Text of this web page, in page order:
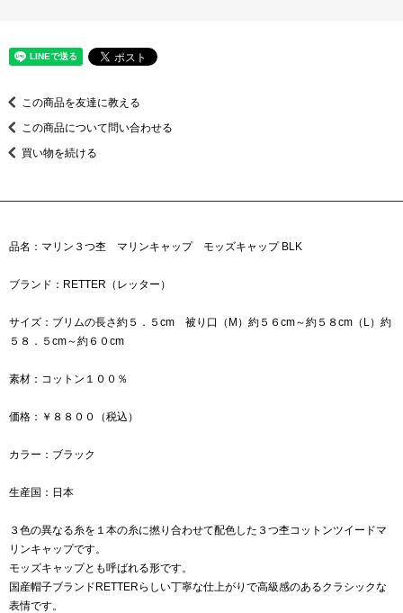
この商品を友達に教える
この商品について問い合わせる
買い物を続ける
品名：マリン３つ杢 マリンキャップ モッズキャップ BLK
ブランド：RETTER（レッター）
サイズ：ブリムの長さ約５．５cm 被り口（M）約５６cm～約５８cm（L）約
５８．５cm～約６０cm
素材：コットン１００％
価格：￥８８００（税込）
カラー：ブラック
生産国：日本
３色の異なる糸を１本の糸に撚り合わせて配色した３つ杢コットンツイードマ
リンキャップです。
モッズキャップとも呼ばれる形です。
国産帽子ブランドRETTERらしい丁寧な仕上がりで高級感のあるクラシックな
表情です。